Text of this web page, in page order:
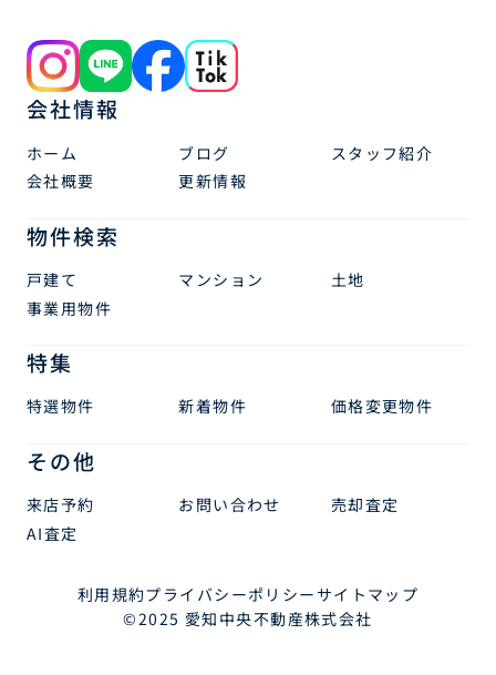
会社情報
ホーム ブログ
スタッフ紹介
会社概要
更新情報
物件検索
戸建て マンション
土地
事業用物件
特集
特選物件 新着物件 価格変更物件
その他
来店予約 お問い合わせ
売却査定
AI査定
利用規約プライバシーポリシーサイトマップ
©2025 愛知中央不動産株式会社